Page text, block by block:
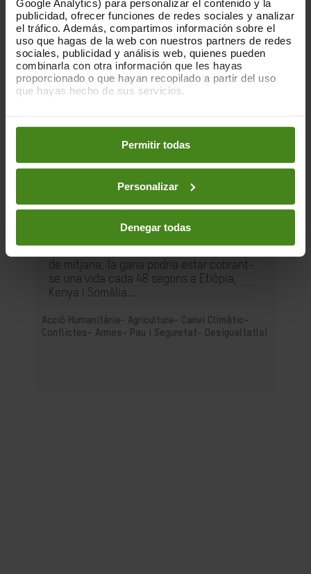
Google Analytics) para personalizar el contenido y la
publicidad, ofrecer funciones de redes sociales y analizar
el tráfico. Además, compartimos información sobre el
uso que hagas de la web con nuestros partners de redes
sociales, publicidad y análisis web, quienes pueden
combinarla con otra información que les hayas
proporcionado o que hayan recopilado a partir del uso
que hayas hecho de sus servicios.
preferencias accediendo a nuestraPolítica de Cookieso
en los botones facilitados a continuación:
Permitir todas
Personalizar
Denegar todas
de mitjana, la gana podria estar cobrant-
se una vida cada 48 segons a Etiòpia,
Kenya i Somàlia...
Acció Humanitària- Agricultura- Canvi Climàtic-
Conflictes- Armes- Pau i Seguretat- Desigualtat(s)